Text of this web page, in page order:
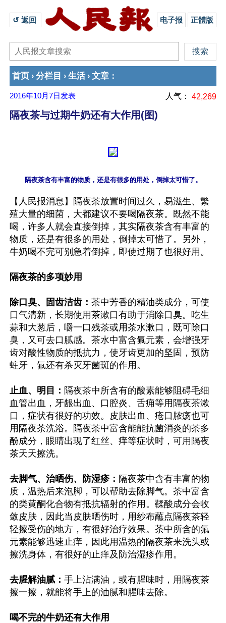
↺ 返回 电子报 正體版
首页 › 分栏目 › 生活 › 文章 ：
2016年10月7日 发表 人气： 42,269
隔夜茶与过期牛奶还有大作用(图)
【人民报消息】隔夜茶放置时间过久，易滋生、繁
殖大量的细菌，大都建议不要喝隔夜茶。既然不能
喝，许多人就会直接倒掉，其实隔夜茶含有丰富的
物质，还是有很多的用处，倒掉太可惜了。另外，
牛奶喝不完可别急着倒掉，即使过期了也很好用。
隔夜茶的多项妙用
除口臭、固齿洁齿： 茶中芳香的精油类成分，可使
口气清新，长期使用茶漱口有助于消除口臭。吃生
蒜和大葱后，嚼一口残茶或用茶水漱口，既可除口
臭，又可去口腻感。茶水中富含氟元素，会增强牙
齿对酸性物质的抵抗力，使牙齿更加的坚固，预防
蛀牙，氟还有杀灭牙菌斑的作用。
止血、明目： 隔夜茶中所含有的酸素能够阻碍毛细
血管出血，牙龈出血、口腔炎、舌痈等用隔夜茶漱
口，症状有很好的功效。皮肤出血、疮口脓疡也可
用隔夜茶洗浴。隔夜茶中富含能能抗菌消炎的茶多
酚成分，眼睛出现了红丝、痒等症状时，可用隔夜
茶天天擦洗。
去脚气、治晒伤、防湿疹： 隔夜茶中含有丰富的物
质，温热后来泡脚，可以帮助去除脚气。茶中富含
的类黄酮化合物有抵抗辐射的作用。鞣酸成分会收
敛皮肤，因此当皮肤晒伤时，用纱布蘸点隔夜茶轻
轻擦受伤的地方，有很好治疗效果。茶中所含的氟
元素能够迅速止痒，因此用温热的隔夜茶来洗头或
擦洗身体，有很好的止痒及防治湿疹作用。
去腥解油腻： 手上沾满油，或有腥味时，用隔夜茶
擦一擦，就能将手上的油腻和腥味去除。
喝不完的牛奶还有大作用